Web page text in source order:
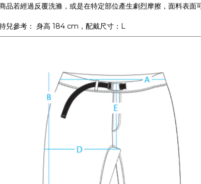
品若經過反覆洗滌，或是在特定部位產生劇烈摩擦，面料表面
兒參考： 身高 184 cm，配戴尺寸：L